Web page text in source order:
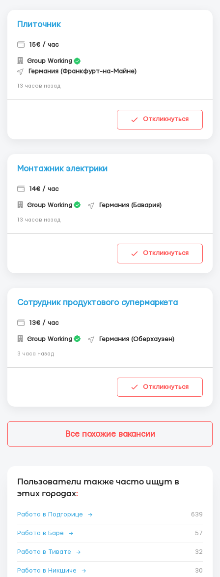
Плиточник
15€ / час
Group Working
Германия (Франкфурт-на-Майне)
13 часов назад
Откликнуться
Монтажник электрики
14€ / час
Group Working Германия (Бавария)
13 часов назад
Откликнуться
Сотрудник продуктового супермаркета
13€ / час
Group Working Германия (Оберхаузен)
3 часа назад
Откликнуться
Все похожие вакансии
Пользователи также часто ищут в
этих городах:
Работа в Подгорице → 639
Работа в Баре → 57
Работа в Тивате → 32
Работа в Никшиче → 30